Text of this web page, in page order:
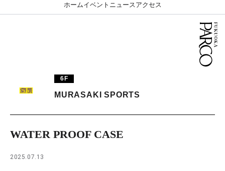
ホームイベント ニュース アクセス
6F
MURASAKI SPORTS
WATER PROOF CASE
2025.07.13